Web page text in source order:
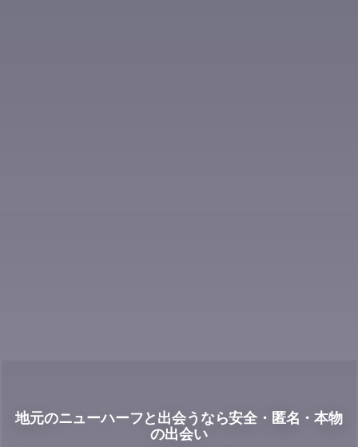
地元のニューハーフと出会うなら安全・匿名・本物
の出会い